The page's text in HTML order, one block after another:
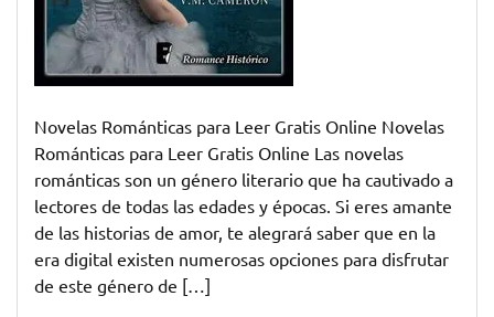
Novelas Románticas para Leer Gratis Online Novelas
Románticas para Leer Gratis Online Las novelas
románticas son un género literario que ha cautivado a
lectores de todas las edades y épocas. Si eres amante
de las historias de amor, te alegrará saber que en la
era digital existen numerosas opciones para disfrutar
de este género de […]